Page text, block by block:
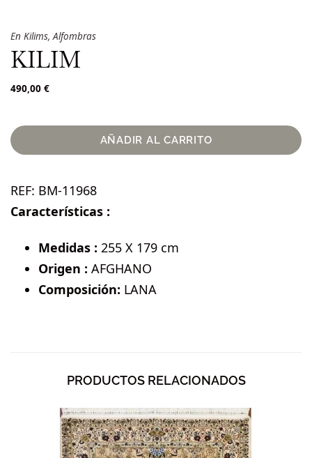
En Kilims,Alfombras
KILIM
490,00 €
AÑADIR AL CARRITO
REF: BM-11968
Características :
Medidas : 255 X 179 cm
Origen : AFGHANO
Composición: LANA
PRODUCTOS RELACIONADOS